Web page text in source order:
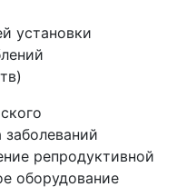
установки
репродуктивной
оборудование